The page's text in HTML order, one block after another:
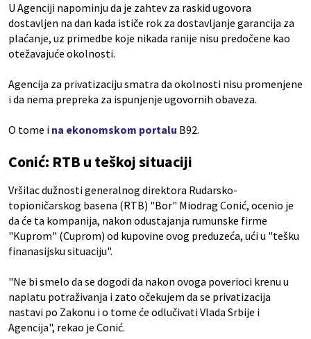
U Agenciji napominju da je zahtev za raskid ugovora
dostavljen na dan kada ističe rok za dostavljanje garancija za
plaćanje, uz primedbe koje nikada ranije nisu predočene kao
otežavajuće okolnosti.
Agencija za privatizaciju smatra da okolnosti nisu promenjene
i da nema prepreka za ispunjenje ugovornih obaveza.
O tome i na ekonomskom portalu B92.
Conić: RTB u teškoj situaciji
Vršilac dužnosti generalnog direktora Rudarsko-
topioničarskog basena (RTB) "Bor" Miodrag Conić, ocenio je
da će ta kompanija, nakon odustajanja rumunske firme
"Kuprom" (Cuprom) od kupovine ovog preduzeća, ući u "tešku
finanasijsku situaciju".
"Ne bi smelo da se dogodi da nakon ovoga poverioci krenu u
naplatu potraživanja i zato očekujem da se privatizacija
nastavi po Zakonu i o tome će odlučivati Vlada Srbije i
Agencija", rekao je Conić.